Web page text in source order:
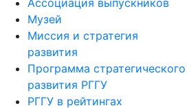
Ассоциация выпускников
Музей
Миссия и стратегия
развития
Программа стратегического
развития РГГУ
РГГУ в рейтингах